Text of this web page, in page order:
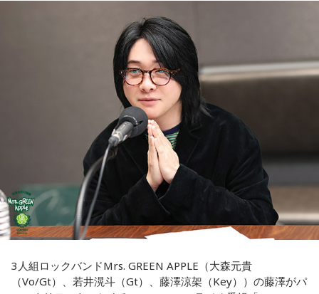
我慢できるのは、あなたが優しくて、まわりを思いやれる証
拠です。あとは少しだけ、自分の本音も大切にしてあげまし
■監修者プロフィール：草彅健太（くさなぎ・けんた）
東京池袋占い館セレーネ所属。メンタルケアカウンセラー。
鑑定件数は若い女性を中心に7,000件を超え、占いイベントや
アプリの監修も手がける。また、イベントMCや声優としての
活動もしており、芸能関係者からの依頼も多い。
Webサイト：https://selene-uranai.com/
YouTube：
https://youtu.be/UHrZuZcHTj4
「8」が並ぶことから縁起の良い日というイメージを持つ人も
いますが、暦の上では寅の日にあたるのが最大の特徴です。
で、一般的には午前中が吉、午後は控えめ
に過ごすのが良いという考え方があります。
寅の日とは、12日に一度巡ってくる吉日
虎は古くから「千里行って千里帰る」という言い伝えがあ
り、「出ていったものが無事に戻ってくる」と考えられてき
ました。そのため、お金や旅に関する縁起の良い日として親
しまれています。
このことから、寅の日は次のようなタイミングに選ぶ人もい
ます。
3人組ロックバンドMrs. GREEN APPLE（大森元貴
（Vo/Gt）、若井滉斗（Gt）、藤澤涼架（Key））の藤澤がパ